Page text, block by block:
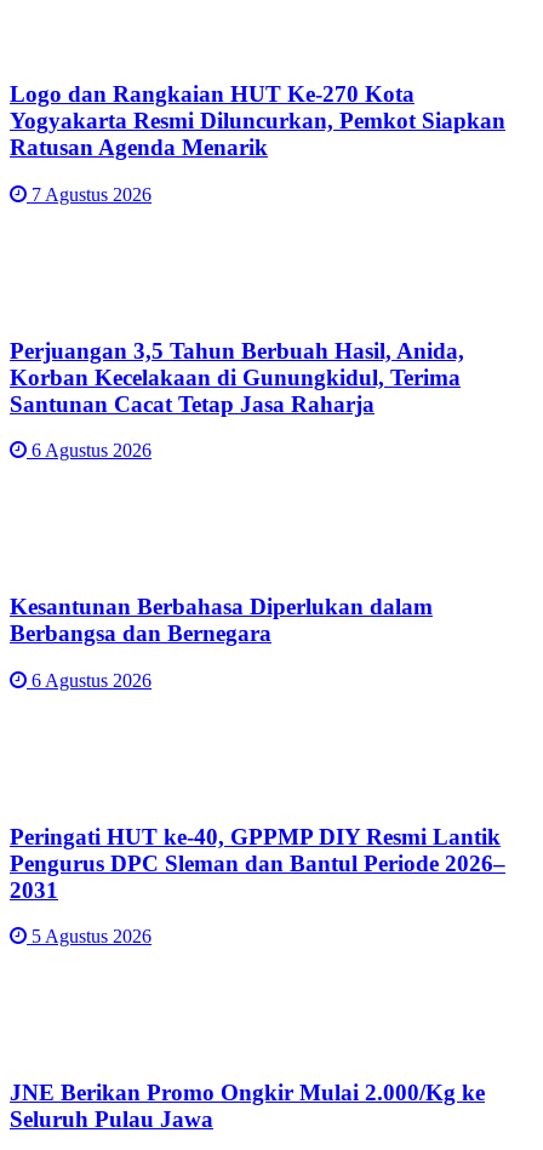
Logo dan Rangkaian HUT Ke-270 Kota
Yogyakarta Resmi Diluncurkan, Pemkot Siapkan
Ratusan Agenda Menarik
7 Agustus 2026
Perjuangan 3,5 Tahun Berbuah Hasil, Anida,
Korban Kecelakaan di Gunungkidul, Terima
Santunan Cacat Tetap Jasa Raharja
6 Agustus 2026
Kesantunan Berbahasa Diperlukan dalam
Berbangsa dan Bernegara
6 Agustus 2026
Peringati HUT ke-40, GPPMP DIY Resmi Lantik
Pengurus DPC Sleman dan Bantul Periode 2026–
2031
5 Agustus 2026
JNE Berikan Promo Ongkir Mulai 2.000/Kg ke
Seluruh Pulau Jawa